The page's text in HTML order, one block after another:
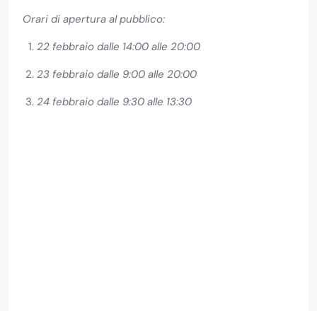
Orari di apertura al pubblico:
22 febbraio dalle 14:00 alle 20:00
23 febbraio dalle 9:00 alle 20:00
24 febbraio dalle 9:30 alle 13:30